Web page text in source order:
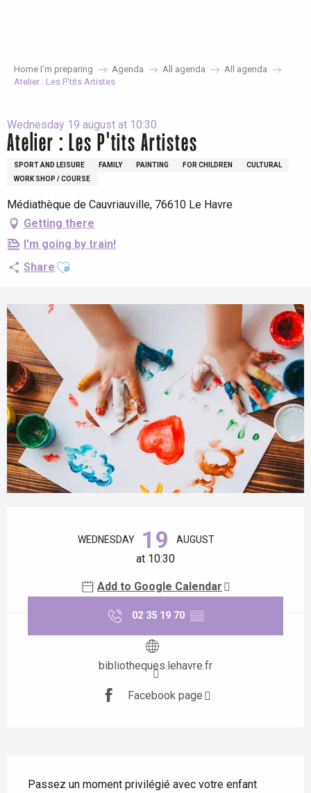
Home I’m preparing Agenda All agenda
All agenda
Atelier : Les P'tits Artistes
Wednesday 19 august at 10:30
Atelier : Les P'tits Artistes
SPORT AND LEISURE FAMILY PAINTING FOR CHILDREN
CULTURAL
WORK SHOP / COURSE
Médiathèque de Cauvriauville, 76610 Le Havre
Getting there
I'm going by train!
Share Ajouter aux favoris
WEDNESDAY 19 AUGUST
at 10:30
Add to Google Calendar
02 35 19 70 ▒▒
bibliotheques.lehavre.fr
Facebook page
Passez un moment privilégié avec votre enfant